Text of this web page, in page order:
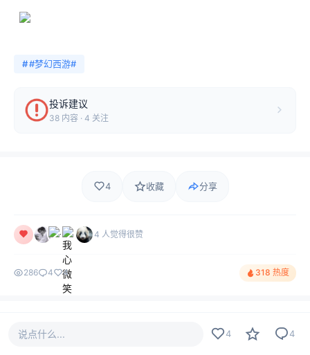
##梦幻西游#
投诉建议
38 内容 · 4 关注
4 收藏 分享
4 人觉得很赞
286 4 4 318 热度
说点什么... 4 4